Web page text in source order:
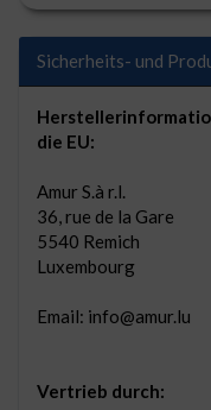
Sicherheits- und
die EU:
Amur S.à r.l.
36, rue de la Gare
5540 Remich
Luxembourg
Email: info@amur.lu
Vertrieb durch: